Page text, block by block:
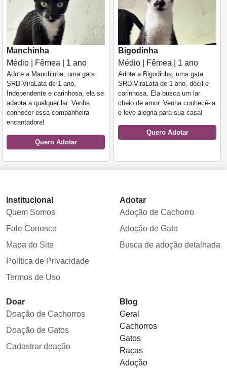
Manchinha
Médio | Fêmea | 1 ano
Adote a Manchinha, uma gata
SRD-ViraLata de 1 ano.
Independente e carinhosa, ela se
adapta a qualquer lar. Venha
conhecer essa companheira
encantadora!
Quero Adotar
Bigodinha
Médio | Fêmea | 1 ano
Adote a Bigodinha, uma gata
SRD-ViraLata de 1 ano, dócil e
carinhosa. Ela busca um lar
cheio de amor. Venha conhecê-la
e leve alegria para sua casa!
Quero Adotar
Institucional
Quem Somos
Fale Conosco
Mapa do Site
Política de Privacidade
Termos de Uso
Adotar
Adoção de Cachorro
Adoção de Gato
Busca de adoção detalhada
Doar
Doação de Cachorros
Doação de Gatos
Cadastrar doação
Blog
Geral
Cachorros
Gatos
Raças
Adoção